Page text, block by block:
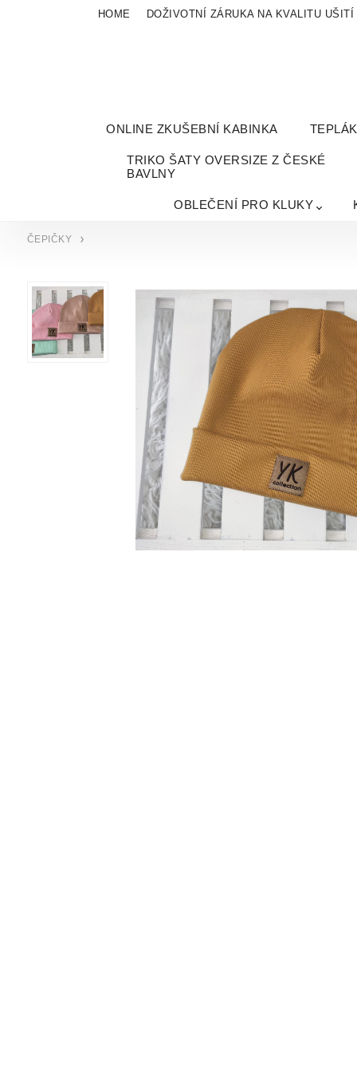
HOME DOŽIVOTNÍ ZÁRUKA NA KVALITU UŠITÍ
ONLINE ZKUŠEBNÍ KABINKA
TRIKO ŠATY OVERSIZE Z ČESKÉ
BAVLNY
OBLEČENÍ PRO KLUKY
ČEPIČKY